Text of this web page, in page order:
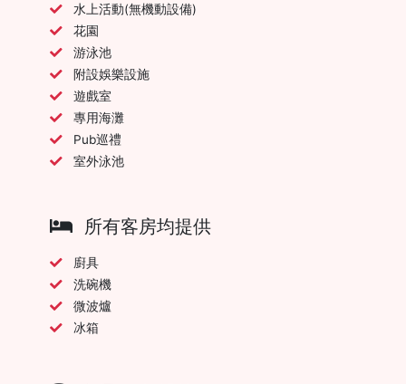
水上活動(無機動設備)
花園
游泳池
附設娛樂設施
遊戲室
專用海灘
Pub巡禮
室外泳池
所有客房均提供
廚具
洗碗機
微波爐
冰箱